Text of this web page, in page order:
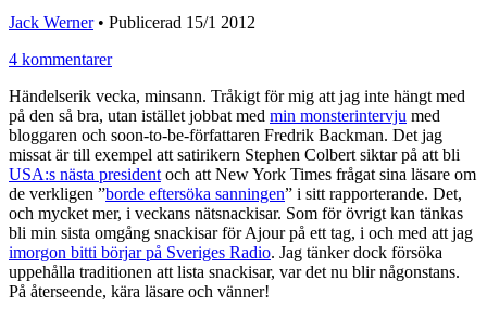
Jack Werner• Publicerad 15/1 2012
4 kommentarer
Händelserik vecka, minsann. Tråkigt för mig att jag inte hängt med
på den så bra, utan istället jobbat med min monsterintervju med
bloggaren och soon-to-be-författaren Fredrik Backman. Det jag
missat är till exempel att satirikern Stephen Colbert siktar på att bli
USA:s nästa president och att New York Times frågat sina läsare om
de verkligen ”borde eftersöka sanningen” i sitt rapporterande. Det,
och mycket mer, i veckans nätsnackisar. Som för övrigt kan tänkas
bli min sista omgång snackisar för Ajour på ett tag, i och med att jag
imorgon bitti börjar på Sveriges Radio. Jag tänker dock försöka
uppehålla traditionen att lista snackisar, var det nu blir någonstans.
På återseende, kära läsare och vänner!